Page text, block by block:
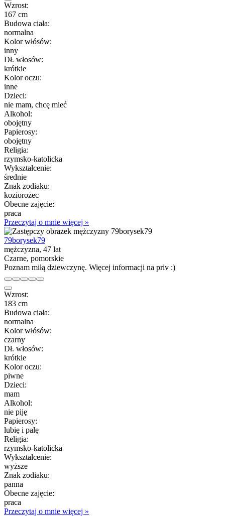
Wzrost:
167 cm
Budowa ciała:
normalna
Kolor włósów:
inny
Dł. włosów:
krótkie
Kolor oczu:
inne
Dzieci:
nie mam, chcę mieć
Alkohol:
obojętny
Papierosy:
obojętny
Religia:
rzymsko-katolicka
Wykształcenie:
średnie
Znak zodiaku:
koziorożec
Obecne zajęcie:
praca
Przeczytaj o mnie więcej »
79borysek79
mężczyzna, 47 lat
Czarne, pomorskie
Poznam miłą dziewczynę. Więcej informacji na priv :)
Wzrost:
183 cm
Budowa ciała:
normalna
Kolor włósów:
czarny
Dł. włosów:
krótkie
Kolor oczu:
piwne
Dzieci:
mam
Alkohol:
nie piję
Papierosy:
lubię i palę
Religia:
rzymsko-katolicka
Wykształcenie:
wyższe
Znak zodiaku:
panna
Obecne zajęcie:
praca
Przeczytaj o mnie więcej »